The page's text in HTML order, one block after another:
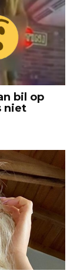
bil op
niet